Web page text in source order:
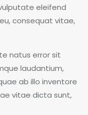
eleifend
consequat vitae,
natus error sit
laudantium,
ab illo inventore
vitae dicta sunt,